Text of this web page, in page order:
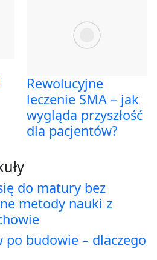
Rewolucyjne
leczenie SMA – jak
wygląda przyszłość
dla pacjentów?
do matury bez
metody nauki z
po budowie – dlaczego